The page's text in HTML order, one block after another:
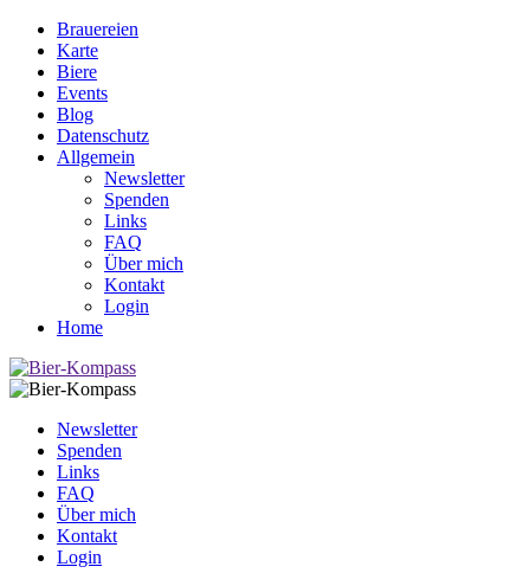
Brauereien
Karte
Biere
Events
Blog
Datenschutz
Allgemein
Newsletter
Spenden
Links
FAQ
Über mich
Kontakt
Login
Home
Newsletter
Spenden
Links
FAQ
Über mich
Kontakt
Login